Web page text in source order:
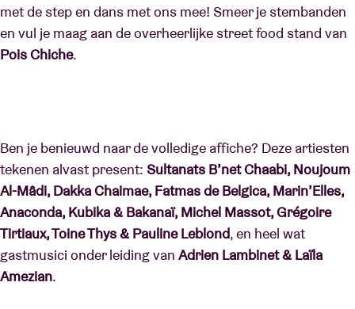
met de step en dans met ons mee! Smeer je stembanden
en vul je maag aan de overheerlijke street food stand van
Pois Chiche.
Ben je benieuwd naar de volledige affiche? Deze artiesten
tekenen alvast present: Sultanats B’net Chaabi, Noujoum
Al-Mâdi, Dakka Chaimae, Fatmas de Belgica, Marin’Elles,
Anaconda, Kubika & Bakanaï, Michel Massot, Grégoire
Tirtiaux, Toine Thys & Pauline Leblond, en heel wat
gastmusici onder leiding van Adrien Lambinet & Laïla
Amezian.